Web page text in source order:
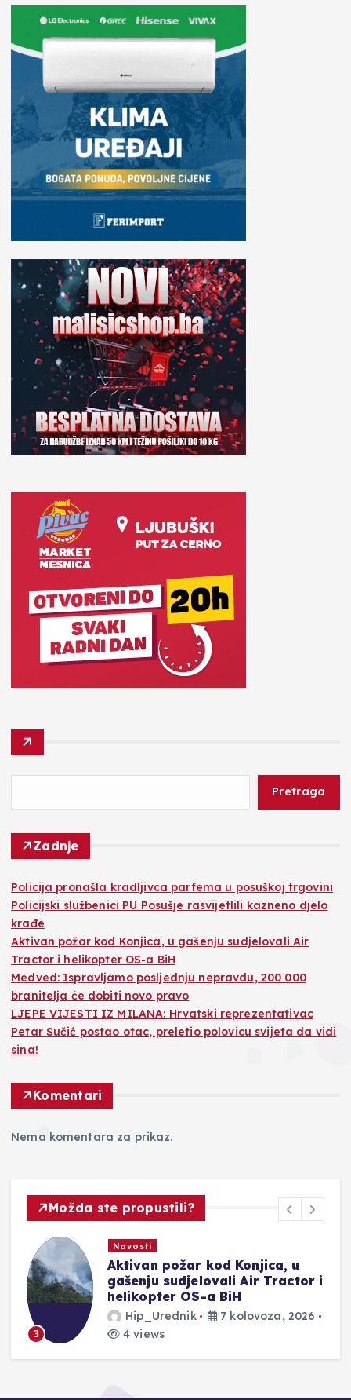
Pretraga
Zadnje
Policija pronašla kradljivca parfema u posuškoj trgovini
Policijski službenici PU Posušje rasvijetlili kazneno djelo
krađe
Aktivan požar kod Konjica, u gašenju sudjelovali Air
Tractor i helikopter OS-a BiH
Medved: Ispravljamo posljednju nepravdu, 200 000
branitelja će dobiti novo pravo
LJEPE VIJESTI IZ MILANA: Hrvatski reprezentativac
Petar Sučić postao otac, preletio polovicu svijeta da vidi
sina!
Komentari
Nema komentara za prikaz.
Možda ste propustili?
4
Novosti
Medved: Ispravljamo posljednju
nepravdu, 200 000 branitelja
će dobiti novo pravo
Hip_Urednik
7 kolovoza, 2026
3 views